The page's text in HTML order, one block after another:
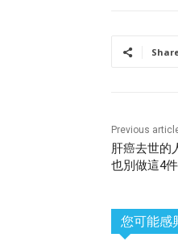
Previous
肝癌去世的
也別做這4
您可能感